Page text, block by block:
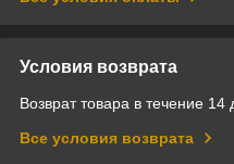
Условия возврата
Возврат товара в течение 14
Все условия возврата